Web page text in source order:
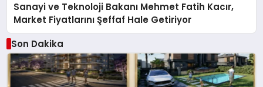
Sanayi ve Teknoloji Bakanı Mehmet Fatih Kacır,
Market Fiyatlarını Şeffaf Hale Getiriyor
Son Dakika